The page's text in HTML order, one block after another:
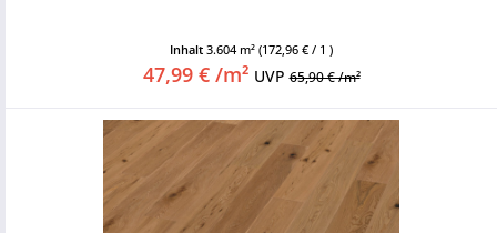
Inhalt 3.604 m² (172,96 € / 1 )
47,99 € /m² UVP65,90 € /m²